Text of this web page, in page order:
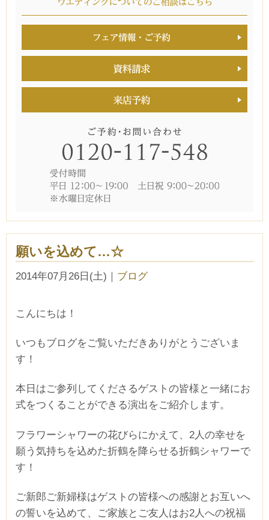
願いを込めて…☆
2014年07月26日(土) ｜ ブログ
こんにちは！
いつもブログをご覧いただきありがとうございま
す！
本日はご参列してくださるゲストの皆様と一緒にお
式をつくることができる演出をご紹介します。
フラワーシャワーの花びらにかえて、2人の幸せを
願う気持ちを込めた折鶴を降らせる折鶴シャワーで
す！
ご新郎ご新婦様はゲストの皆様への感謝とお互いへ
の誓いを込めて、ご家族とご友人はお2人への祝福